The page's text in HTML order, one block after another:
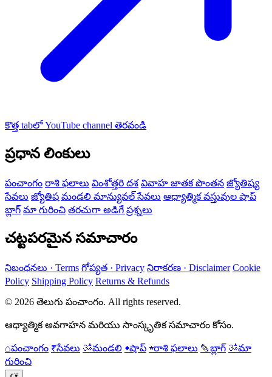
కొత్త tabలో YouTube channel తెరవండి
ప్రధాన లింకులు
పంచాంగం రాశి ఫలాలు వింశోత్తరి దశ వివాహ జాతక పొంతన జ్యోతిష్య
సేవలు జ్యోతిష మండలి మాన్యువల్ సేవలు ఆధ్యాత్మిక వస్తువుల షాప్
బ్లాగ్ మా గురించి తరచుగా అడిగే ప్రశ్నలు
చట్టపరమైన సమాచారం
నిబంధనలు · Terms గోప్యత · Privacy నిరాకరణ · Disclaimer Cookie
Policy Shipping Policy Returns & Refunds
© 2026 తెలుగు పంచాంగం. All rights reserved.
ఆధ్యాత్మిక అవగాహన మరియు సాంస్కృతిక సమాచారం కోసం.
⌂పంచాంగం ₹సేవలు ॐమండలి ◆షాప్ ★రాశి ఫలాలు ✎బ్లాగ్ ॐమా
గురించి